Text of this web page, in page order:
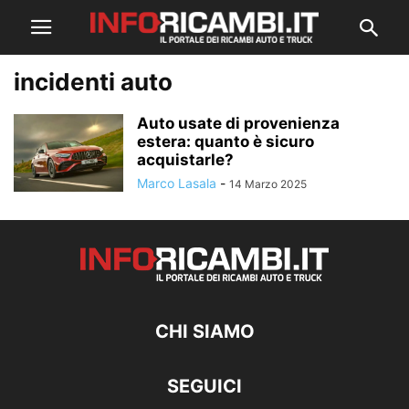
incidenti auto
Auto usate di provenienza
estera: quanto è sicuro
acquistarle?
Marco Lasala - 14 Marzo 2025
CHI SIAMO
SEGUICI